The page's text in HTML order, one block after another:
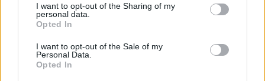
I want to opt-out of the Sharing of my
personal data.
Opted In
I want to opt-out of the Sale of my
Personal Data.
Opted In